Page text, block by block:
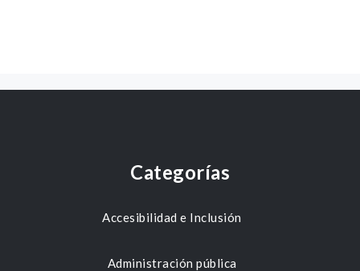
Categorías
Accesibilidad e Inclusión
Administración pública